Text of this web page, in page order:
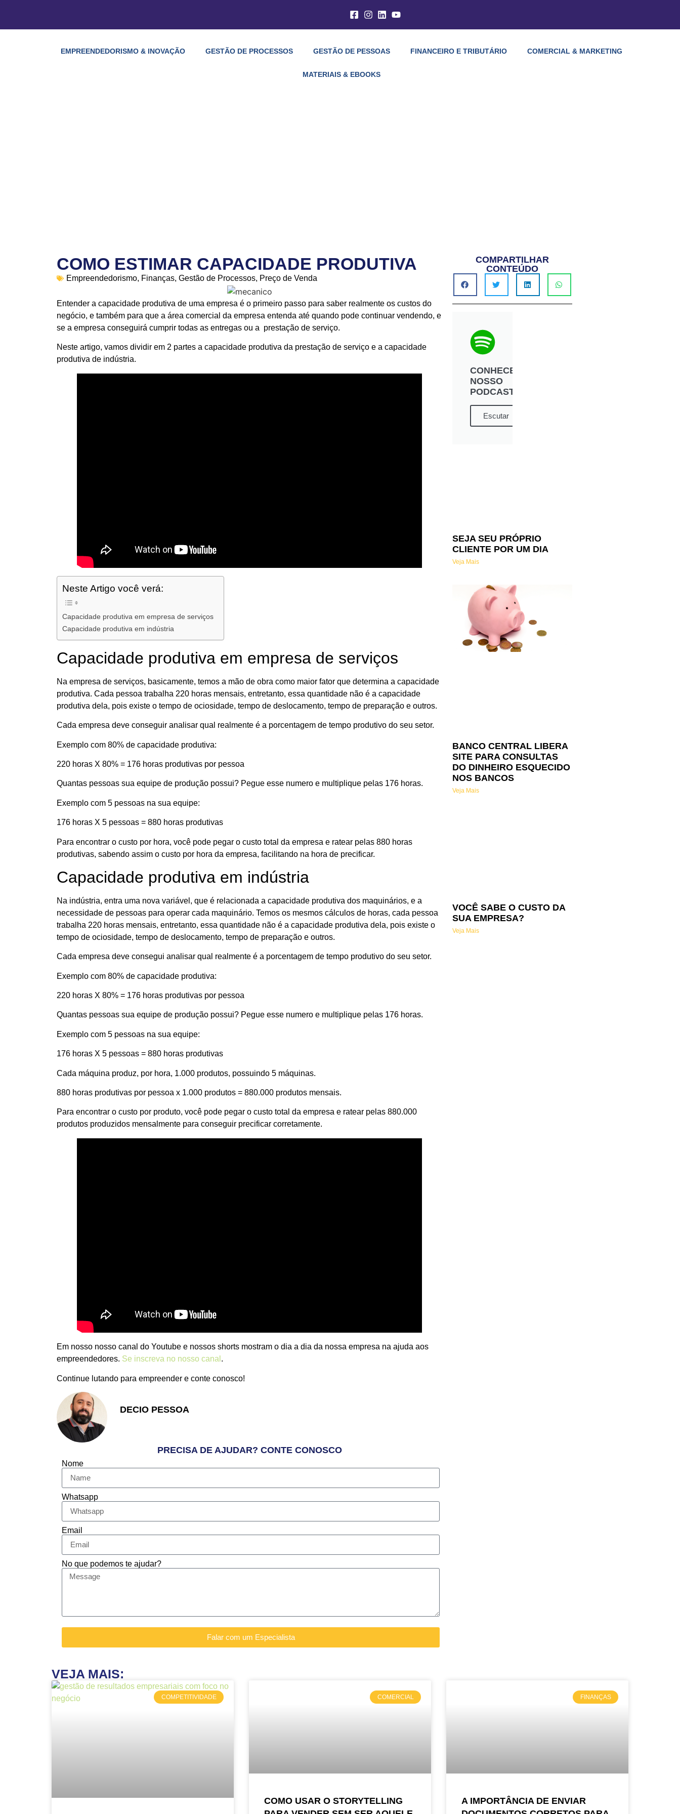
EMPREENDEDORISMO & INOVAÇÃO GESTÃO DE PROCESSOS GESTÃO DE PESSOAS FINANCEIRO E TRIBUTÁRIO COMERCIAL & MARKETING
MATERIAIS & EBOOKS
COMO ESTIMAR CAPACIDADE PRODUTIVA
Empreendedorismo, Finanças, Gestão de Processos, Preço de Venda
Entender a capacidade produtiva de uma empresa é o primeiro passo para saber realmente os custos do
negócio, e também para que a área comercial da empresa entenda até quando pode continuar vendendo, e
se a empresa conseguirá cumprir todas as entregas ou a prestação de serviço.
Neste artigo, vamos dividir em 2 partes a capacidade produtiva da prestação de serviço e a capacidade
produtiva de indústria.
Neste Artigo você verá:
Capacidade produtiva em empresa de serviços
Capacidade produtiva em indústria
Capacidade produtiva em empresa de serviços
Na empresa de serviços, basicamente, temos a mão de obra como maior fator que determina a capacidade
produtiva. Cada pessoa trabalha 220 horas mensais, entretanto, essa quantidade não é a capacidade
produtiva dela, pois existe o tempo de ociosidade, tempo de deslocamento, tempo de preparação e outros.
Cada empresa deve conseguir analisar qual realmente é a porcentagem de tempo produtivo do seu setor.
Exemplo com 80% de capacidade produtiva:
220 horas X 80% = 176 horas produtivas por pessoa
Quantas pessoas sua equipe de produção possui? Pegue esse numero e multiplique pelas 176 horas.
Exemplo com 5 pessoas na sua equipe:
176 horas X 5 pessoas = 880 horas produtivas
Para encontrar o custo por hora, você pode pegar o custo total da empresa e ratear pelas 880 horas
produtivas, sabendo assim o custo por hora da empresa, facilitando na hora de precificar.
Capacidade produtiva em indústria
Na indústria, entra uma nova variável, que é relacionada a capacidade produtiva dos maquinários, e a
necessidade de pessoas para operar cada maquinário. Temos os mesmos cálculos de horas, cada pessoa
trabalha 220 horas mensais, entretanto, essa quantidade não é a capacidade produtiva dela, pois existe o
tempo de ociosidade, tempo de deslocamento, tempo de preparação e outros.
Cada empresa deve consegui analisar qual realmente é a porcentagem de tempo produtivo do seu setor.
Exemplo com 80% de capacidade produtiva:
220 horas X 80% = 176 horas produtivas por pessoa
Quantas pessoas sua equipe de produção possui? Pegue esse numero e multiplique pelas 176 horas.
Exemplo com 5 pessoas na sua equipe:
176 horas X 5 pessoas = 880 horas produtivas
Cada máquina produz, por hora, 1.000 produtos, possuindo 5 máquinas.
880 horas produtivas por pessoa x 1.000 produtos = 880.000 produtos mensais.
Para encontrar o custo por produto, você pode pegar o custo total da empresa e ratear pelas 880.000
produtos produzidos mensalmente para conseguir precificar corretamente.
Em nosso nosso canal do Youtube e nossos shorts mostram o dia a dia da nossa empresa na ajuda aos
empreendedores. Se inscreva no nosso canal .
Continue lutando para empreender e conte conosco!
DECIO PESSOA
PRECISA DE AJUDAR? CONTE CONOSCO
Nome
Whatsapp
Email
No que podemos te ajudar?
Falar com um Especialista
COMPARTILHAR
CONTEÚDO
CONHECE
NOSSO
PODCAST?
Escutar
SEJA SEU PRÓPRIO
CLIENTE POR UM DIA
Veja Mais
BANCO CENTRAL LIBERA
SITE PARA CONSULTAS
DO DINHEIRO ESQUECIDO
NOS BANCOS
Veja Mais
VOCÊ SABE O CUSTO DA
SUA EMPRESA?
Veja Mais
VEJA MAIS:
COMPETITIVIDADE COMERCIAL
COMO USAR O STORYTELLING
FINANÇAS
A IMPORTÂNCIA DE ENVIAR